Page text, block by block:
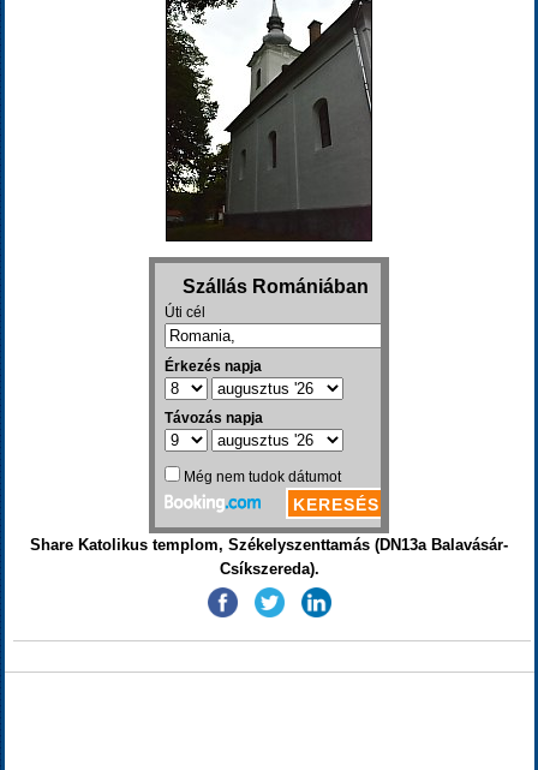
Share Katolikus templom, Székelyszenttamás (DN13a Balavásár-
Csíkszereda).